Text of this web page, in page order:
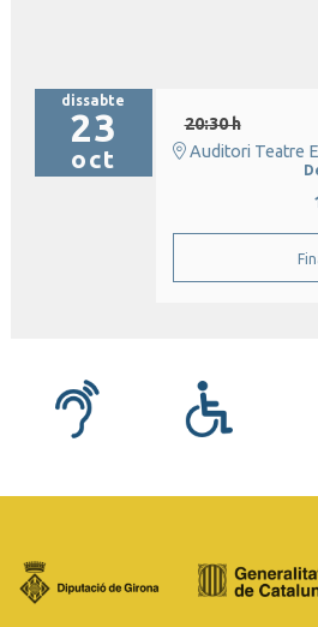
dissabte
23
oct
20:30 h
Auditori Teatre